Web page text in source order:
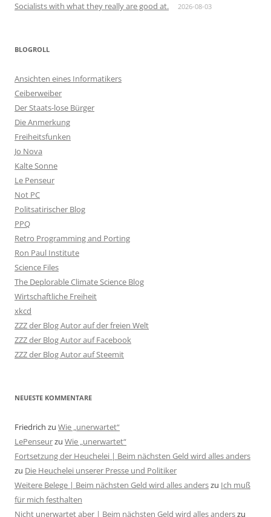
Socialists with what they really are good at. 2026-08-03
BLOGROLL
Ansichten eines Informatikers
Ceiberweiber
Der Staats-lose Bürger
Die Anmerkung
Freiheitsfunken
Jo Nova
Kalte Sonne
Le Penseur
Not PC
Politsatirischer Blog
PPQ
Retro Programming and Porting
Ron Paul Institute
Science Files
The Deplorable Climate Science Blog
Wirtschaftliche Freiheit
xkcd
ZZZ der Blog Autor auf der freien Welt
ZZZ der Blog Autor auf Facebook
ZZZ der Blog Autor auf Steemit
NEUESTE KOMMENTARE
Friedrich zu Wie „unerwartet“
LePenseurzu Wie „unerwartet“
Fortsetzung der Heuchelei | Beim nächsten Geld wird alles anders
zu Die Heuchelei unserer Presse und Politiker
Weitere Belege | Beim nächsten Geld wird alles anderszu Ich muß
für mich festhalten
Nicht unerwartet aber | Beim nächsten Geld wird alles anderszu